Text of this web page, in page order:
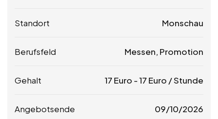
Standort Monschau
Berufsfeld Messen, Promotion
Gehalt 17 Euro -17 Euro / Stunde
Angebotsende 09/10/2026